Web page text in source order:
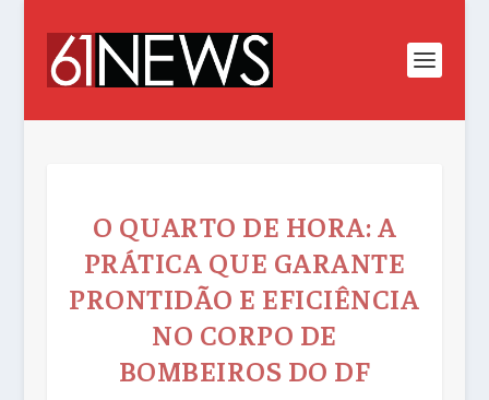
O QUARTO DE HORA: A
PRÁTICA QUE GARANTE
PRONTIDÃO E EFICIÊNCIA
NO CORPO DE
BOMBEIROS DO DF